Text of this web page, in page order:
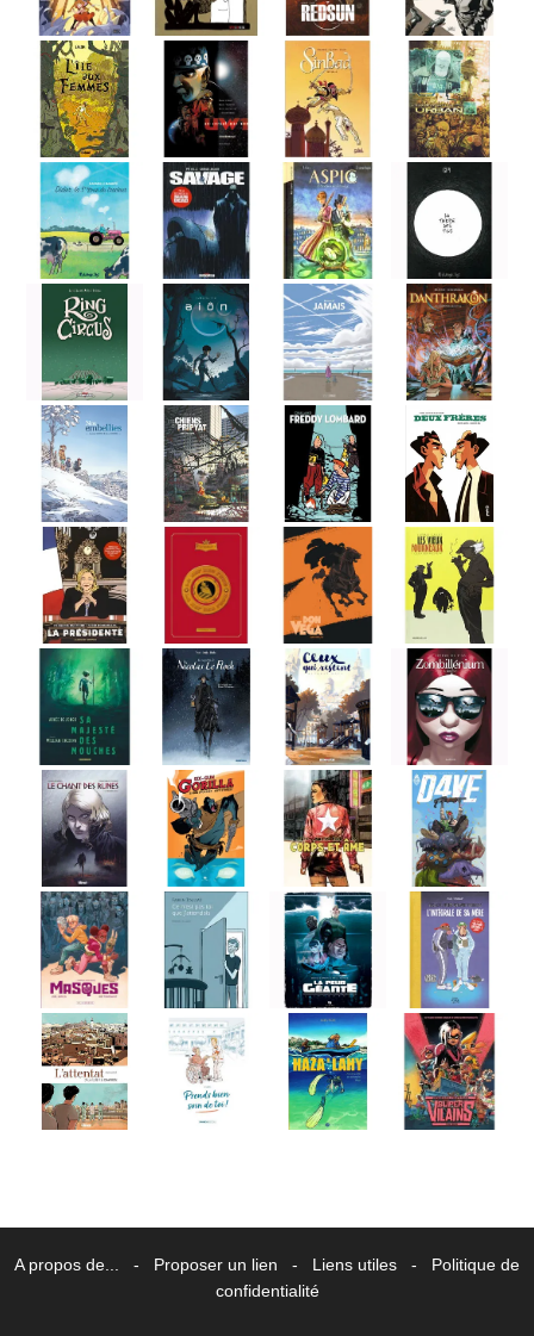
A propos de... - Proposer un lien - Liens utiles - Politique de
confidentialité